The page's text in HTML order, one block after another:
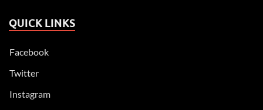
QUICK LINKS
Facebook
Twitter
Instagram